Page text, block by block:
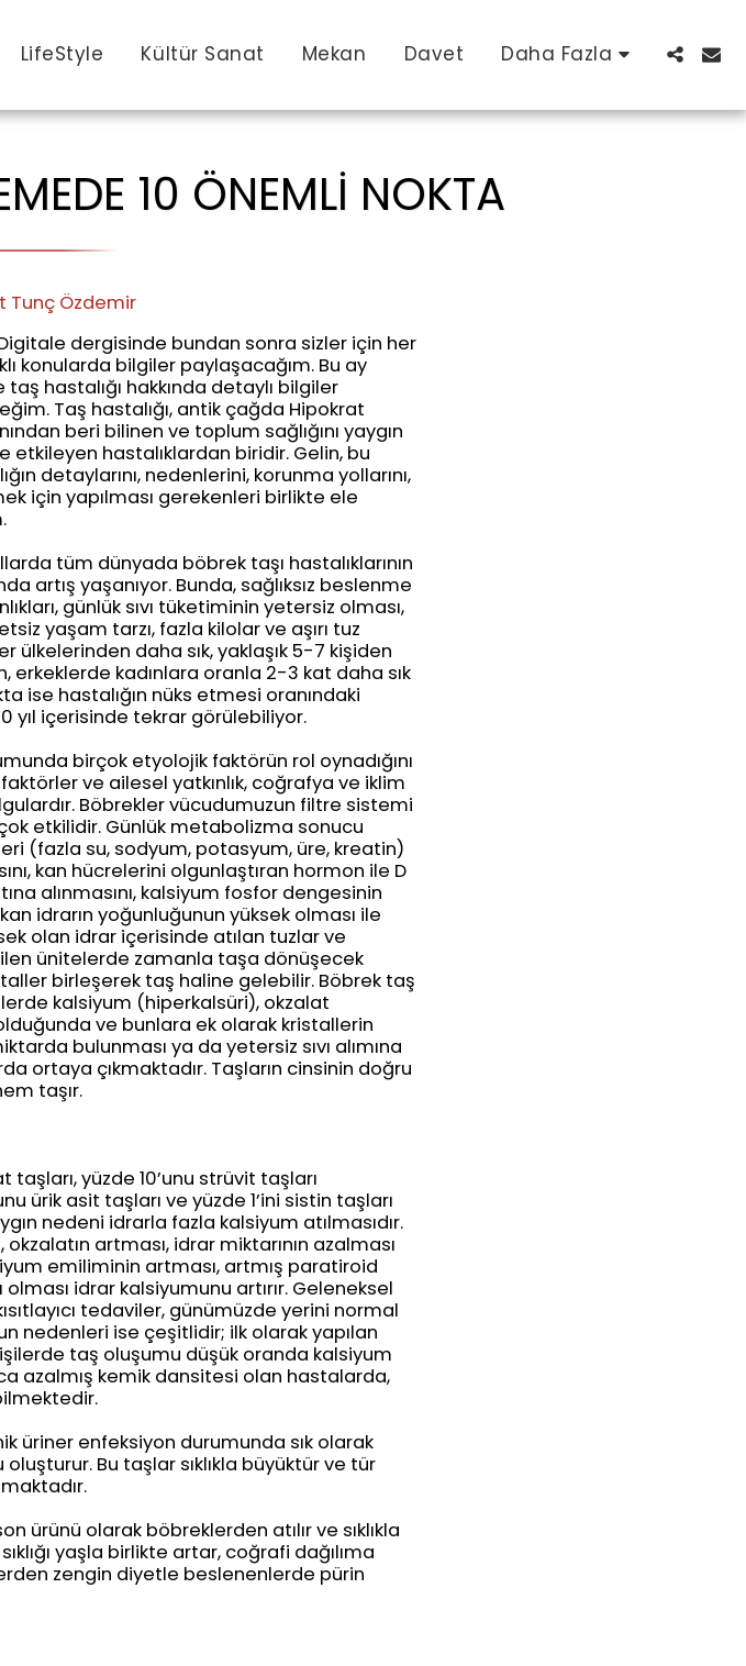
LifeStyle Kültür Sanat Mekan Davet Daha Fazla
10 ÖNEMLİ NOKTA
Tunç Özdemir
dergisinde bundan sonra sizler için her
konularda bilgiler paylaşacağım. Bu ay
taş hastalığı hakkında detaylı bilgiler
Taş hastalığı, antik çağda Hipokrat
beri bilinen ve toplum sağlığını yaygın
etkileyen hastalıklardan biridir. Gelin, bu
detaylarını, nedenlerini, korunma yollarını,
için yapılması gerekenleri birlikte ele
tüm dünyada böbrek taşı hastalıklarının
artış yaşanıyor. Bunda, sağlıksız beslenme
günlük sıvı tüketiminin yetersiz olması,
yaşam tarzı, fazla kilolar ve aşırı tuz
ülkelerinden daha sık, yaklaşık 5-7 kişiden
erkeklerde kadınlara oranla 2-3 kat daha sık
ise hastalığın nüks etmesi oranındaki
yıl içerisinde tekrar görülebiliyor.
birçok etyolojik faktörün rol oynadığını
ve ailesel yatkınlık, coğrafya ve iklim
Böbrekler vücudumuzun filtre sistemi
etkilidir. Günlük metabolizma sonucu
(fazla su, sodyum, potasyum, üre, kreatin)
kan hücrelerini olgunlaştıran hormon ile D
alınmasını, kalsiyum fosfor dengesinin
idrarın yoğunluğunun yüksek olması ile
olan idrar içerisinde atılan tuzlar ve
ünitelerde zamanla taşa dönüşecek
birleşerek taş haline gelebilir. Böbrek taş
kalsiyum (hiperkalsüri), okzalat
ve bunlara ek olarak kristallerin
bulunması ya da yetersiz sıvı alımına
ortaya çıkmaktadır. Taşların cinsinin doğru
taşır.
taşları, yüzde 10’unu strüvit taşları
ürik asit taşları ve yüzde 1’ini sistin taşları
nedeni idrarla fazla kalsiyum atılmasıdır.
artması, idrar miktarının azalması
emiliminin artması, artmış paratiroid
idrar kalsiyumunu artırır. Geleneksel
tedaviler, günümüzde yerini normal
nedenleri ise çeşitlidir; ilk olarak yapılan
taş oluşumu düşük oranda kalsiyum
azalmış kemik dansitesi olan hastalarda,
üriner enfeksiyon durumunda sık olarak
Bu taşlar sıklıkla büyüktür ve tür
ürünü olarak böbreklerden atılır ve sıklıkla
yaşla birlikte artar, coğrafi dağılıma
zengin diyetle beslenenlerde pürin